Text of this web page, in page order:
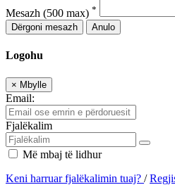
Mesazh (500 max) *
Dërgoni mesazh
Anulo
Logohu
× Mbylle
Email:
Fjalëkalim
Më mbaj të lidhur
Keni harruar fjalëkalimin tuaj? /